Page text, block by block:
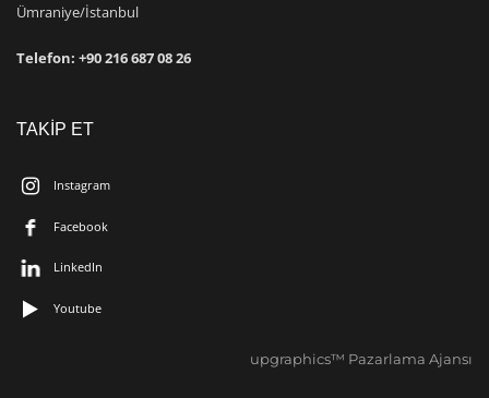
Ümraniye/İstanbul
Telefon: +90 216 687 08 26
TAKİP ET
Instagram
Facebook
LinkedIn
Youtube
upgraphics™ Pazarlama Ajansı